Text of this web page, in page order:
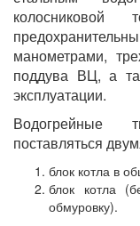
колосниковой
манометрами,
поддува ВЦ, а
эксплуатации.
Водогрейные
поставляться
блок котла в
блок котла
обмуровку).